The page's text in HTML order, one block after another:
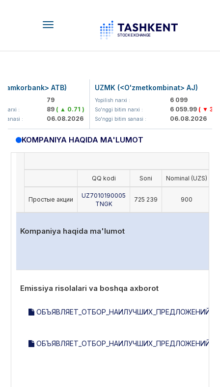
Toggle
ATB)
79
: 89( ▲ 0.71 )
: 06.08.2026
UZMK (<O'zmetkombinat> AJ)
Yopilish narxi : 6 099
So'nggi bitim narxi : 6 059.99( ▼
So'nggi bitim sanasi : 06.08.2026
KOMPANIYA HAQIDA MA'LUMOT
QQ kodi Soni Nominal (UZS)
Простые акции
UZ7010190005
TNGK
725 239 900
Kompaniya haqida ma'lumot
Emissiya risolalari va boshqa axborot